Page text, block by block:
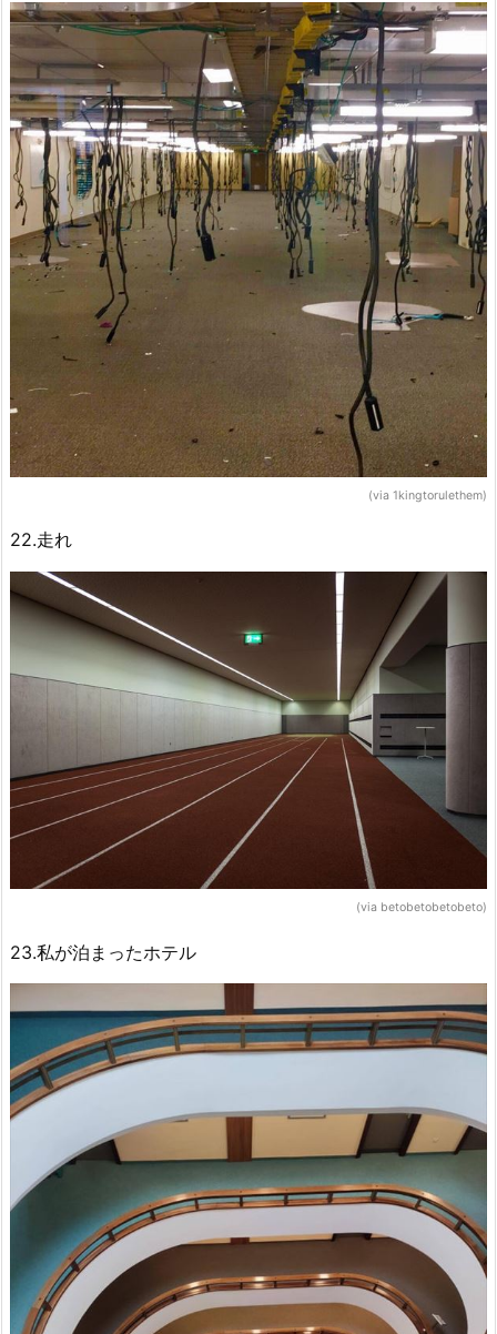
(via 1kingtorulethem)
22.走れ
(via betobetobetobeto)
23.私が泊まったホテル